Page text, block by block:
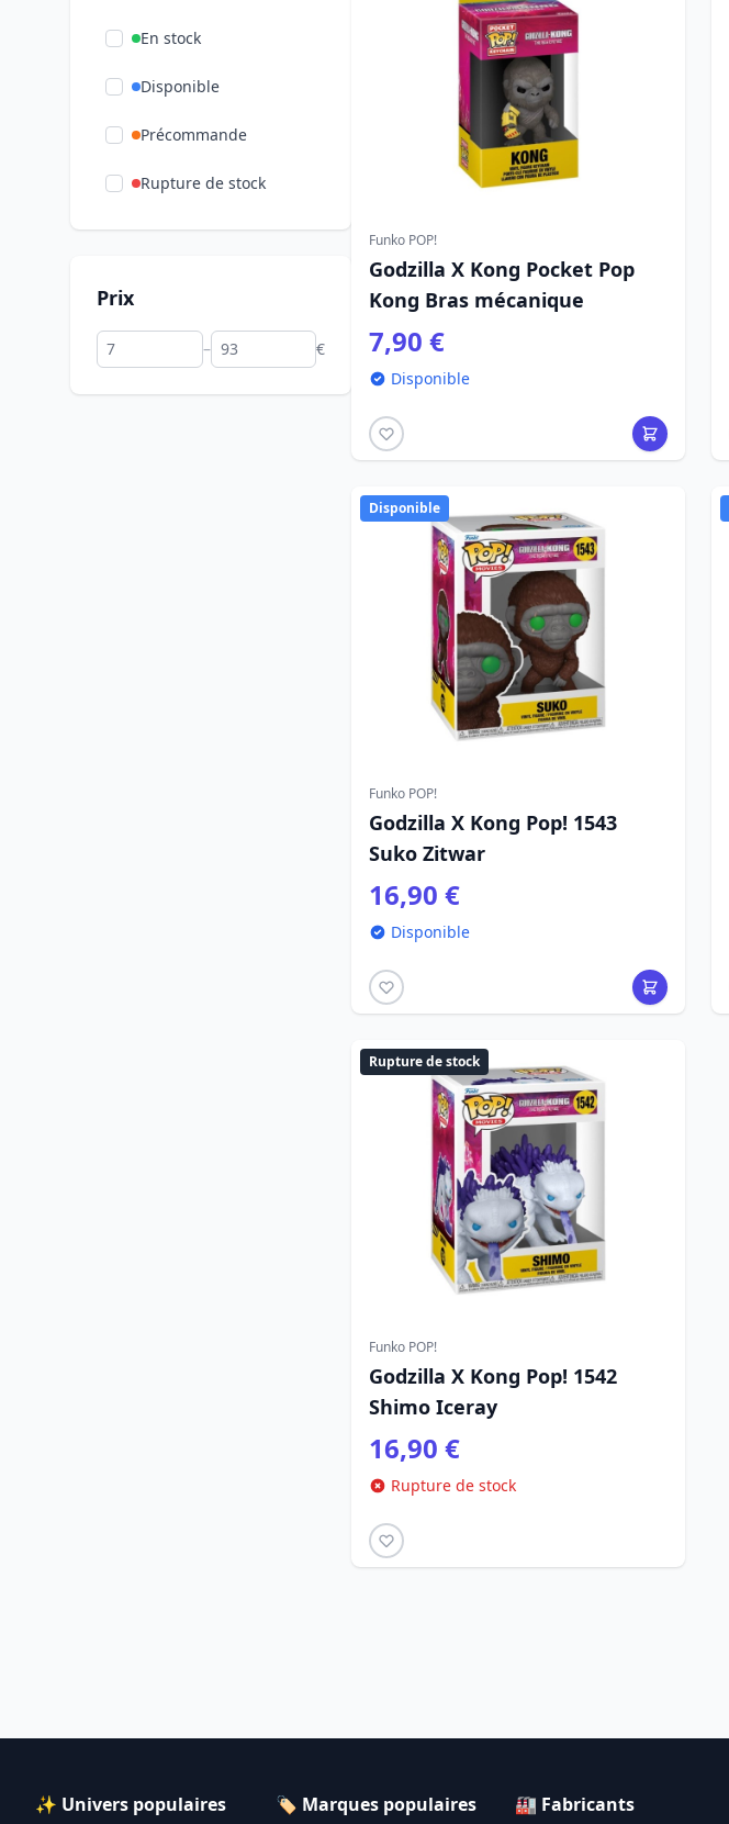
En stock
Disponible
Précommande
Rupture de stock
Prix
– €
Funko POP!
Godzilla X Kong Pocket Pop
Kong Bras mécanique
7,90 €
Disponible
Disponible
Funko POP!
Godzilla X Kong Pop! 1543
Suko Zitwar
16,90 €
Disponible
Rupture de stock
Funko POP!
Godzilla X Kong Pop! 1542
Shimo Iceray
16,90 €
Rupture de stock
✨ Univers populaires 🏷️ Marques populaires
🏭 Fabricants